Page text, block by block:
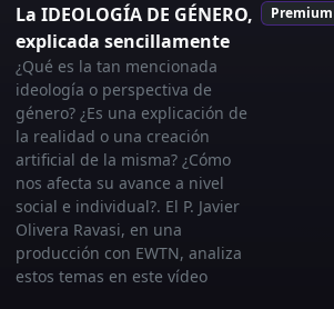
La IDEOLOGÍA DE GÉNERO,
explicada sencillamente
¿Qué es la tan mencionada
ideología o perspectiva de
género? ¿Es una explicación de
la realidad o una creación
artificial de la misma? ¿Cómo
nos afecta su avance a nivel
social e individual?. El P. Javier
Olivera Ravasi, en una
producción con EWTN, analiza
estos temas en este vídeo
Premium